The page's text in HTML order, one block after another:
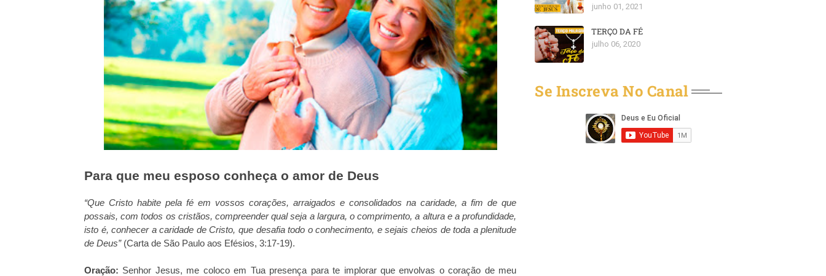
Para que meu esposo conheça o amor de Deus
“Que Cristo habite pela fé em vossos corações, arraigados e consolidados na caridade, a fim de que
possais, com todos os cristãos, compreender qual seja a largura, o comprimento, a altura e a profundidade,
isto é, conhecer a caridade de Cristo, que desafia todo o conhecimento, e sejais cheios de toda a plenitude
de Deus”(Carta de São Paulo aos Efésios, 3:17-19).
Oração: Senhor Jesus, me coloco em Tua presença para te implorar que envolvas o coração de meu
junho 01, 2021
TERÇO DA FÉ
julho 06, 2020
Se Inscreva No Canal